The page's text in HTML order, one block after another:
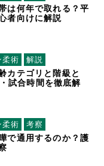
は何年で取れる？平
者向けに解説
柔術
解説
カテゴリと階級と
試合時間を徹底解
柔術
考察
で通用するのか？護